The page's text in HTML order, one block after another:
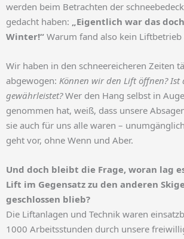
werden beim Betrachten der
gedacht haben: „Eigentlich war das
Winter!“ Warum fand also kein Liftbetrieb
Wir haben in den schneereicheren Zeiten
abgewogen: Können wir den Lift öffnen? Ist
gewährleistet?Wer den Hang selbst in
genommen hat, weiß, dass unsere
sie auch für uns alle waren –
geht vor, ohne Wenn und Aber.
Und doch bleibt die Frage, woran lag
Lift im Gegensatz zu den anderen
geschlossen blieb?
Die Liftanlagen und Technik waren
1000 Arbeitsstunden durch unsere